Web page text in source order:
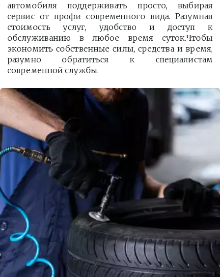
автомобиля поддерживать просто, выбирая
сервис от профи современного вида. Разумная
стоимость услуг, удобство и доступ к
обслуживанию в любое время суток.Чтобы
экономить собственные силы, средства и время,
разумно обратиться к специалистам
современной службы.